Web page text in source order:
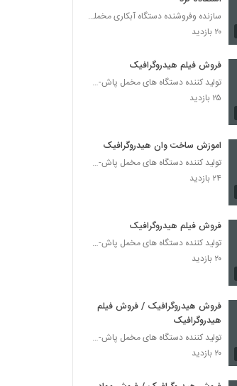
سازنده وفروشنده دستگاه آبکاری مخملپاش هیدروگرافیک
۲۰ بازدید
فروش فیلم هیدروگرافیک
تولید کننده دستگاه های مخمل پاش-هیدروگرافیک-ابکاری
۲۵ بازدید
اموزش ساخت وان هیدروگرافیک
تولید کننده دستگاه های مخمل پاش-هیدروگرافیک-ابکاری
۲۴ بازدید
فروش فیلم هیدروگرافیک
تولید کننده دستگاه های مخمل پاش-هیدروگرافیک-ابکاری
۲۰ بازدید
فروش هیدروگرافیک / فروش فیلم
هیدروگرافیک
تولید کننده دستگاه های مخمل پاش-هیدروگرافیک-ابکاری
۲۰ بازدید